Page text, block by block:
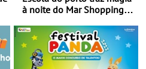
à noite do Mar Shopping
29 de abril, às 21h00